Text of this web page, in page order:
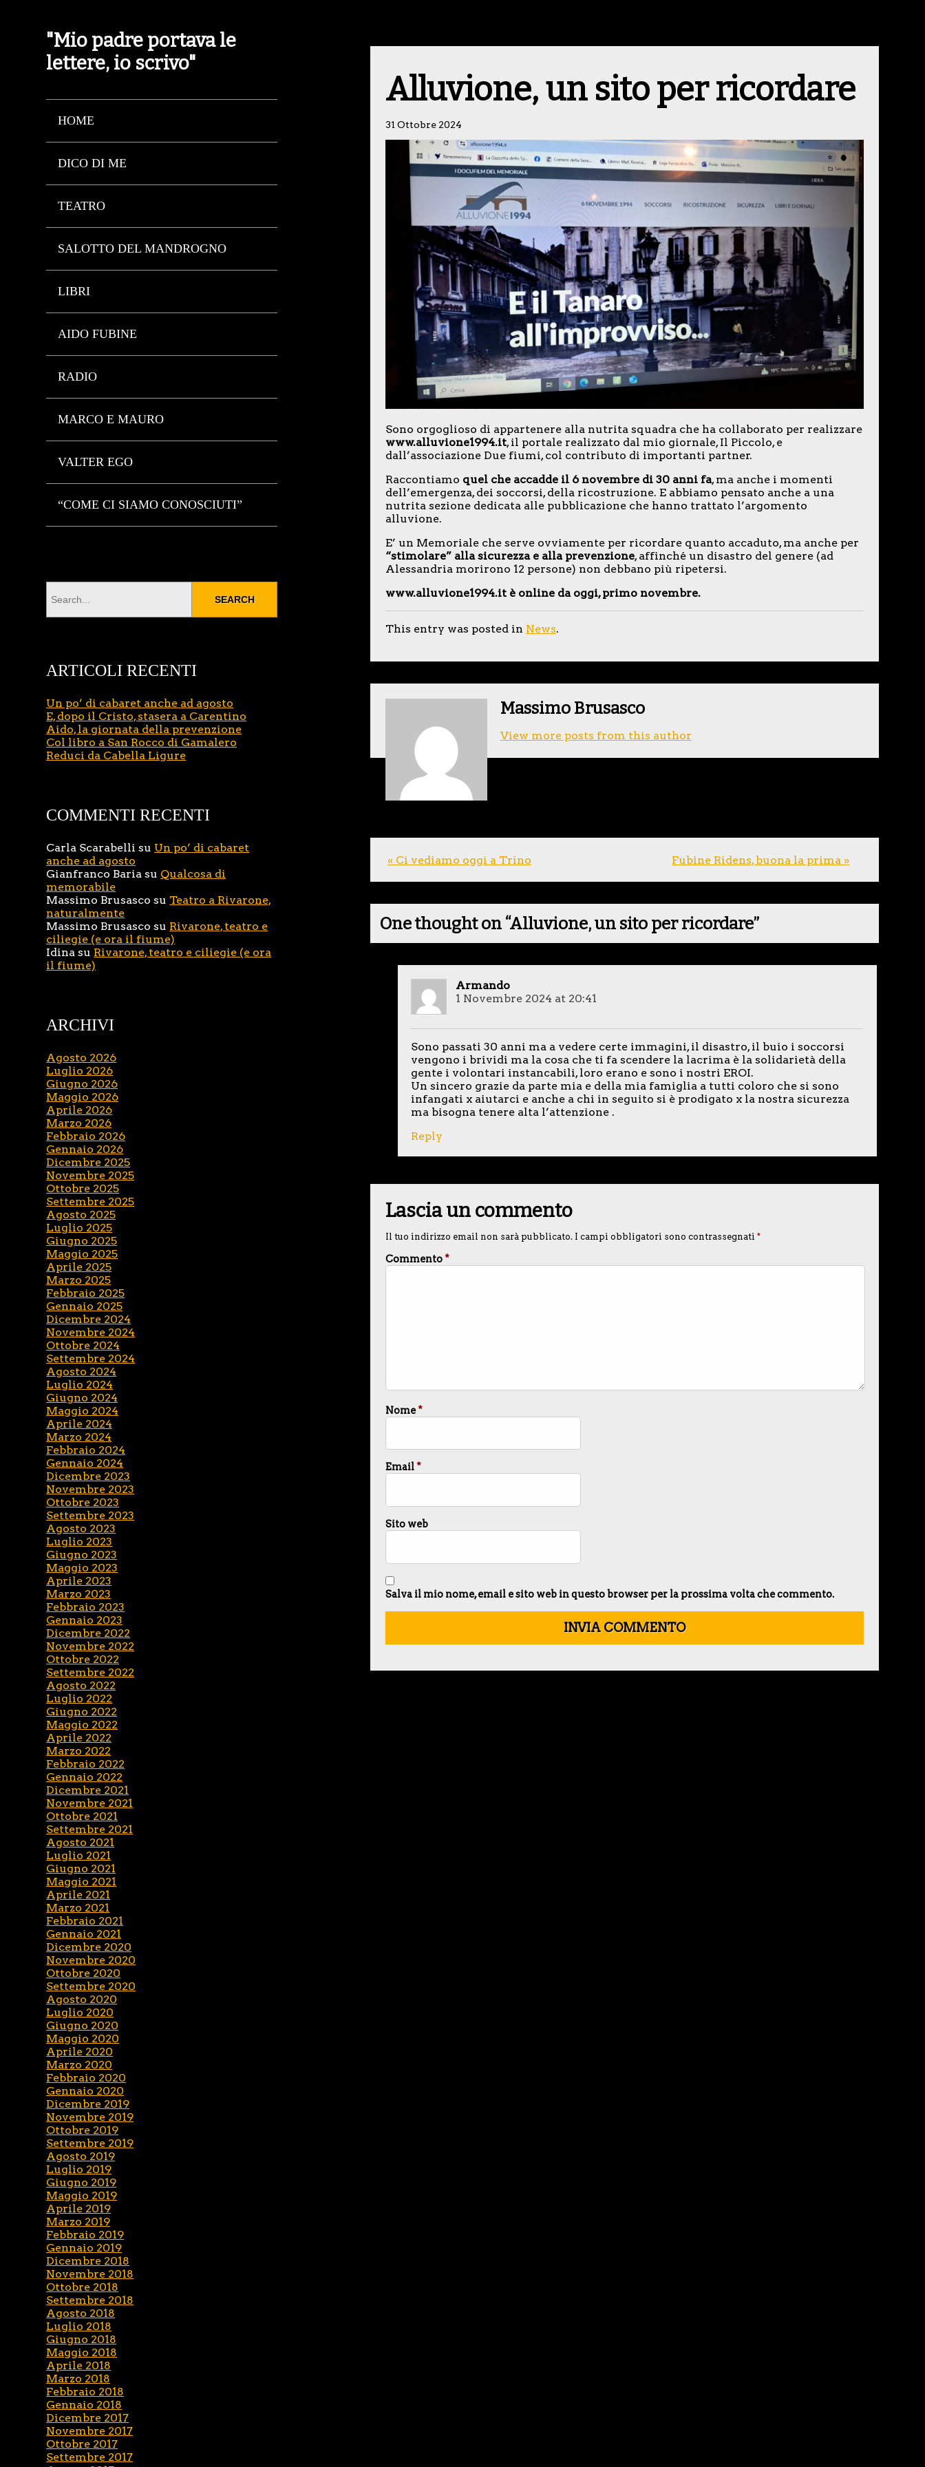
"Mio padre portava le
lettere, io scrivo"
HOME
DICO DI ME
TEATRO
SALOTTO DEL MANDROGNO
LIBRI
AIDO FUBINE
RADIO
MARCO E MAURO
VALTER EGO
“COME CI SIAMO CONOSCIUTI”
Alluvione, un sito per ricordare
31 Ottobre 2024
Sono orgoglioso di appartenere alla nutrita squadra che ha collaborato per realizzare
www.alluvione1994.it, il portale realizzato dal mio giornale, Il Piccolo, e
dall’associazione Due fiumi, col contributo di importanti partner.
Raccontiamo quel che accadde il 6 novembre di 30 anni fa, ma anche i momenti
dell’emergenza, dei soccorsi, della ricostruzione. E abbiamo pensato anche a una
nutrita sezione dedicata alle pubblicazione che hanno trattato l’argomento
alluvione.
E’ un Memoriale che serve ovviamente per ricordare quanto accaduto, ma anche per
“stimolare” alla sicurezza e alla prevenzione, affinché un disastro del genere (ad
Alessandria morirono 12 persone) non debbano più ripetersi.
www.alluvione1994.it è online da oggi, primo novembre.
This entry was posted in News.
Massimo Brusasco
View more posts from this author
« Ci vediamo oggi a Trino Fubine Ridens, buona la prima »
One thought on “Alluvione, un sito per ricordare”
Armando
1 Novembre 2024 at 20:41
Sono passati 30 anni ma a vedere certe immagini, il disastro, il buio i soccorsi
vengono i brividi ma la cosa che ti fa scendere la lacrima è la solidarietà della
gente i volontari instancabili, loro erano e sono i nostri EROI.
Un sincero grazie da parte mia e della mia famiglia a tutti coloro che si sono
infangati x aiutarci e anche a chi in seguito si è prodigato x la nostra sicurezza
ma bisogna tenere alta l’attenzione .
Reply
Lascia un commento
Il tuo indirizzo email non sarà pubblicato. I campi obbligatori sono contrassegnati *
Commento*
Nome*
Email*
Sito web
Salva il mio nome, email e sito web in questo browser per la prossima volta che commento.
ARTICOLI RECENTI
Un po’ di cabaret anche ad agosto
E, dopo il Cristo, stasera a Carentino
Aido, la giornata della prevenzione
Col libro a San Rocco di Gamalero
Reduci da Cabella Ligure
COMMENTI RECENTI
Carla Scarabelli su Un po’ di cabaret
anche ad agosto
Gianfranco Baria su Qualcosa di
memorabile
Massimo Brusasco su Teatro a Rivarone,
naturalmente
Massimo Brusasco su Rivarone, teatro e
ciliegie (e ora il fiume)
Idina su Rivarone, teatro e ciliegie (e ora
il fiume)
ARCHIVI
Agosto 2026
Luglio 2026
Giugno 2026
Maggio 2026
Aprile 2026
Marzo 2026
Febbraio 2026
Gennaio 2026
Dicembre 2025
Novembre 2025
Ottobre 2025
Settembre 2025
Agosto 2025
Luglio 2025
Giugno 2025
Maggio 2025
Aprile 2025
Marzo 2025
Febbraio 2025
Gennaio 2025
Dicembre 2024
Novembre 2024
Ottobre 2024
Settembre 2024
Agosto 2024
Luglio 2024
Giugno 2024
Maggio 2024
Aprile 2024
Marzo 2024
Febbraio 2024
Gennaio 2024
Dicembre 2023
Novembre 2023
Ottobre 2023
Settembre 2023
Agosto 2023
Luglio 2023
Giugno 2023
Maggio 2023
Aprile 2023
Marzo 2023
Febbraio 2023
Gennaio 2023
Dicembre 2022
Novembre 2022
Ottobre 2022
Settembre 2022
Agosto 2022
Luglio 2022
Giugno 2022
Maggio 2022
Aprile 2022
Marzo 2022
Febbraio 2022
Gennaio 2022
Dicembre 2021
Novembre 2021
Ottobre 2021
Settembre 2021
Agosto 2021
Luglio 2021
Giugno 2021
Maggio 2021
Aprile 2021
Marzo 2021
Febbraio 2021
Gennaio 2021
Dicembre 2020
Novembre 2020
Ottobre 2020
Settembre 2020
Agosto 2020
Luglio 2020
Giugno 2020
Maggio 2020
Aprile 2020
Marzo 2020
Febbraio 2020
Gennaio 2020
Dicembre 2019
Novembre 2019
Ottobre 2019
Settembre 2019
Agosto 2019
Luglio 2019
Giugno 2019
Maggio 2019
Aprile 2019
Marzo 2019
Febbraio 2019
Gennaio 2019
Dicembre 2018
Novembre 2018
Ottobre 2018
Settembre 2018
Agosto 2018
Luglio 2018
Giugno 2018
Maggio 2018
Aprile 2018
Marzo 2018
Febbraio 2018
Gennaio 2018
Dicembre 2017
Novembre 2017
Ottobre 2017
Settembre 2017